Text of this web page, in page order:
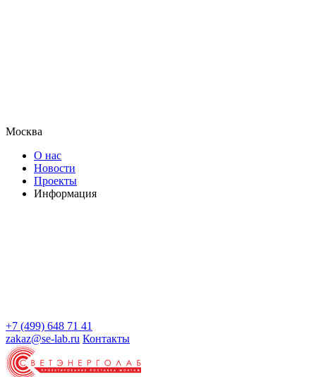
Москва
О нас
Новости
Проекты
Информация
+7 (499) 648 71 41
zakaz@se-lab.ru Контакты